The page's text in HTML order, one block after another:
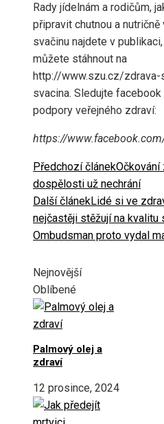
Rady jídelnám a rodičům,
připravit chutnou a nutričně
svačinu najdete v
můžete stáhnout na
http://www.szu.cz/zdrava-
svacina. Sledujte facebook
podpory veřejného zdraví:
https://
Předchozí článek
dospělosti už nechrání
Další článekLidé si ve
nejčastěji stěžují na kvalitu
Ombudsman proto vydal
Nejnovější
Oblíbené
Palmový olej a
zdraví
12 prosince, 2024